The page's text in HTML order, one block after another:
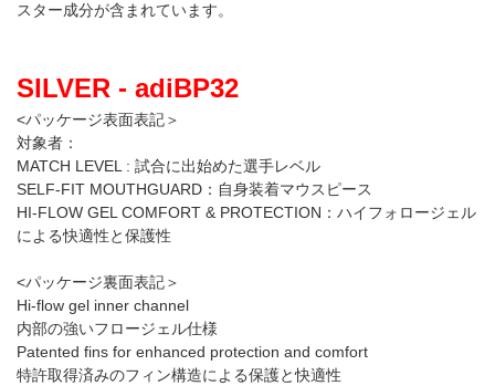
スター成分が含まれています。
SILVER - adiBP32
<パッケージ表面表記＞
対象者：
MATCH LEVEL : 試合に出始めた選手レベル
SELF-FIT MOUTHGUARD：自身装着マウスピース
HI-FLOW GEL COMFORT & PROTECTION：ハイフォロージェル
による快適性と保護性
<パッケージ裏面表記＞
Hi-flow gel inner channel
内部の強いフロージェル仕様
Patented fins for enhanced protection and comfort
特許取得済みのフィン構造による保護と快適性